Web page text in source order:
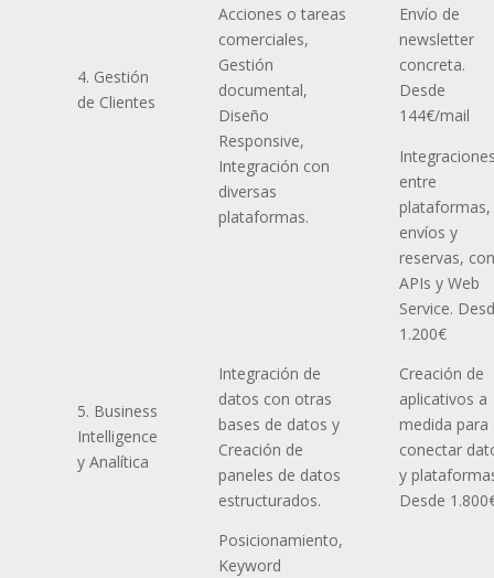
4. Gestión
de Clientes
Acciones o tareas
comerciales,
Gestión
documental,
Diseño
Responsive,
Integración con
diversas
plataformas.
Envío de
newsletter
concreta.
Desde
144€/mail
entre
plataformas,
envíos y
reservas, con
APIs y Web
Service.
1.200€
5. Business
Intelligence
y Analítica
Integración de
datos con otras
bases de datos y
Creación de
paneles de datos
estructurados.
Creación de
aplicativos a
medida para
conectar
y
Desde
Posicionamiento,
Keyword